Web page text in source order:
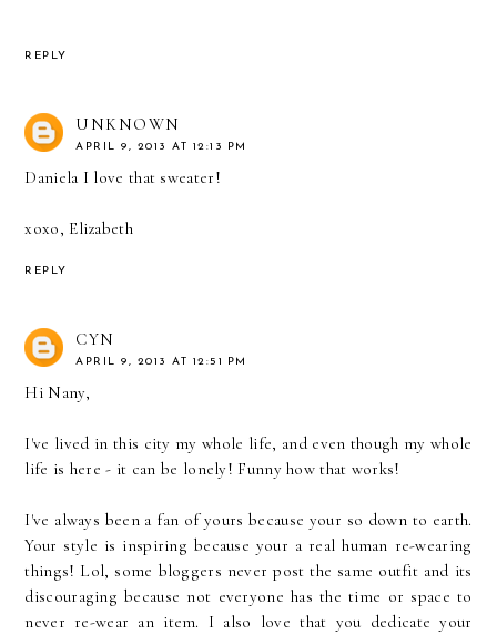
REPLY
UNKNOWN
APRIL 9, 2013 AT 12:13 PM
Daniela I love that sweater!
xoxo, Elizabeth
REPLY
CYN
APRIL 9, 2013 AT 12:51 PM
Hi Nany,
I've lived in this city my whole life, and even though my whole
life is here - it can be lonely! Funny how that works!
I've always been a fan of yours because your so down to earth.
Your style is inspiring because your a real human re-wearing
things! Lol, some bloggers never post the same outfit and its
discouraging because not everyone has the time or space to
never re-wear an item. I also love that you dedicate your